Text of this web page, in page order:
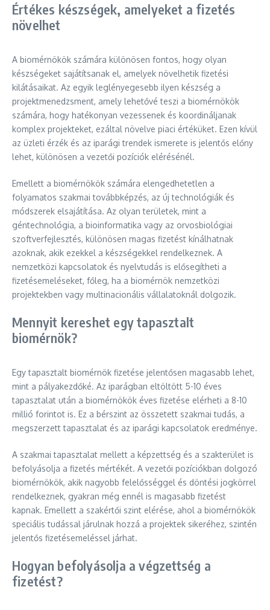
Értékes készségek, amelyeket a fizetés
növelhet
A biomérnökök számára különösen fontos, hogy olyan
készségeket sajátítsanak el, amelyek növelhetik fizetési
kilátásaikat. Az egyik leglényegesebb ilyen készség a
projektmenedzsment, amely lehetővé teszi a biomérnökök
számára, hogy hatékonyan vezessenek és koordináljanak
komplex projekteket, ezáltal növelve piaci értéküket. Ezen kívül
az üzleti érzék és az iparági trendek ismerete is jelentős előny
lehet, különösen a vezetői pozíciók elérésénél.
Emellett a biomérnökök számára elengedhetetlen a
folyamatos szakmai továbbképzés, az új technológiák és
módszerek elsajátítása. Az olyan területek, mint a
géntechnológia, a bioinformatika vagy az orvosbiológiai
szoftverfejlesztés, különösen magas fizetést kínálhatnak
azoknak, akik ezekkel a készségekkel rendelkeznek. A
nemzetközi kapcsolatok és nyelvtudás is elősegítheti a
fizetésemeléseket, főleg, ha a biomérnök nemzetközi
projektekben vagy multinacionális vállalatoknál dolgozik.
Mennyit kereshet egy tapasztalt
biomérnök?
Egy tapasztalt biomérnök fizetése jelentősen magasabb lehet,
mint a pályakezdőké. Az iparágban eltöltött 5-10 éves
tapasztalat után a biomérnökök éves fizetése elérheti a 8-10
millió forintot is. Ez a bérszint az összetett szakmai tudás, a
megszerzett tapasztalat és az iparági kapcsolatok eredménye.
A szakmai tapasztalat mellett a képzettség és a szakterület is
befolyásolja a fizetés mértékét. A vezetői pozíciókban dolgozó
biomérnökök, akik nagyobb felelősséggel és döntési jogkörrel
rendelkeznek, gyakran még ennél is magasabb fizetést
kapnak. Emellett a szakértői szint elérése, ahol a biomérnökök
speciális tudással járulnak hozzá a projektek sikeréhez, szintén
jelentős fizetésemeléssel járhat.
Hogyan befolyásolja a végzettség a
fizetést?